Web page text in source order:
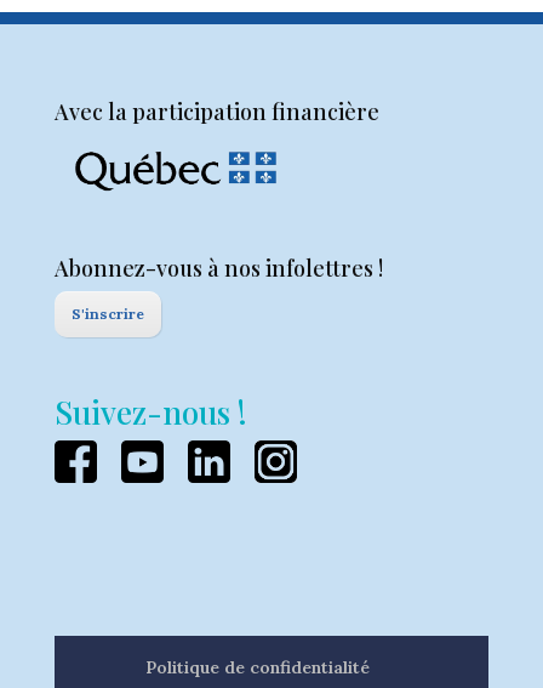
Avec la participation financière
Abonnez-vous à nos infolettres !
S'inscrire
Suivez-nous !
Politique de confidentialité